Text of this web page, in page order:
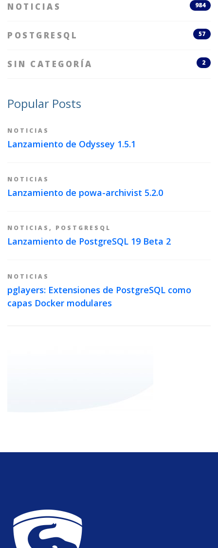
NOTICIAS 984
POSTGRESQL 57
SIN CATEGORÍA 2
Popular Posts
NOTICIAS
Lanzamiento de Odyssey 1.5.1
NOTICIAS
Lanzamiento de powa-archivist 5.2.0
NOTICIAS , POSTGRESQL
Lanzamiento de PostgreSQL 19 Beta 2
NOTICIAS
pglayers: Extensiones de PostgreSQL como
capas Docker modulares